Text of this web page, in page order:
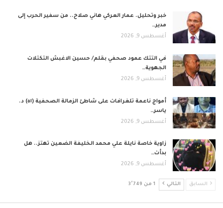
خبر وتحليل. عمار العركي هاني صلاح.. من سفير الحرب إلى
مدير…
أغسطس 9, 2026
في التتك عمود صحفي بقلم/ حسين الاغبش التكتلات
الجهوية…
أغسطس 9, 2026
أمواج ناعمة تلغرافات على شاطئ الزمالة الصحفية (٥١) د.
ياسر…
أغسطس 9, 2026
زاوية خاصة نايلة علي محمد الخليفة الضعين تهتز.. هل
بدأت…
أغسطس 9, 2026
السابق التالي 1 من 3٬749